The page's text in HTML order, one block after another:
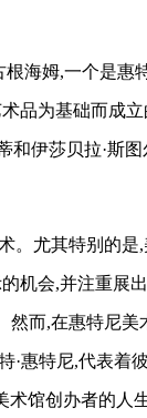
海姆,一个是惠
品为基础而成
伊莎贝拉·斯
。尤其特别的是
机会,并注重展
然而,在惠特尼
·惠特尼,代表着
馆创办者的人